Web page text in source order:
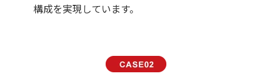
構成を実現しています。